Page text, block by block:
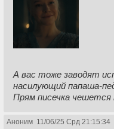
А вас тоже заводят
насилующий папаша-
Прям писечка чешется
Аноним 11/06/25 Срд 21:15:34